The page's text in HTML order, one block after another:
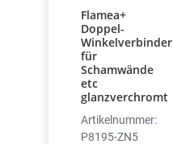
Flamea+
Doppel-
Winkelverbinder
für
Schamwände
etc
glanzverchromt
Artikelnummer:
P8195-ZN5